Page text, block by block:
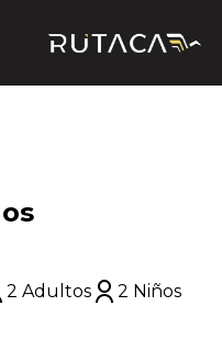
2 Adultos
2 Niños